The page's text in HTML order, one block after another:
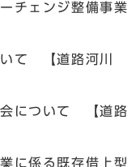
チェンジ整備事業
て 【道路河川
会について 【道路
に係る既存借上型